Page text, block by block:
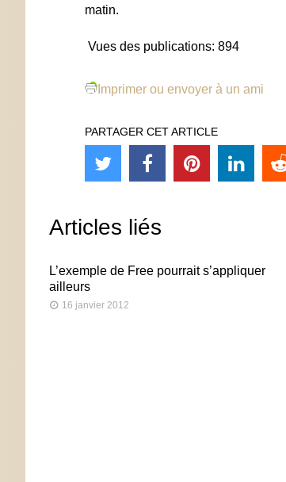
matin.
Vues des publications: 894
Imprimer ou envoyer à un ami
PARTAGER CET ARTICLE
Articles liés
L’exemple de Free pourrait s’appliquer
ailleurs
16 janvier 2012